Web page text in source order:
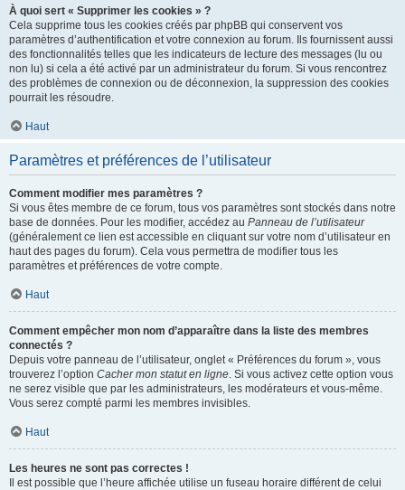
À quoi sert « Supprimer les cookies » ?
Cela supprime tous les cookies créés par phpBB qui conservent vos
paramètres d’authentification et votre connexion au forum. Ils fournissent aussi
des fonctionnalités telles que les indicateurs de lecture des messages (lu ou
non lu) si cela a été activé par un administrateur du forum. Si vous rencontrez
des problèmes de connexion ou de déconnexion, la suppression des cookies
pourrait les résoudre.
Haut
Paramètres et préférences de l’utilisateur
Comment modifier mes paramètres ?
Si vous êtes membre de ce forum, tous vos paramètres sont stockés dans notre
base de données. Pour les modifier, accédez au Panneau de l’utilisateur
(généralement ce lien est accessible en cliquant sur votre nom d’utilisateur en
haut des pages du forum). Cela vous permettra de modifier tous les
paramètres et préférences de votre compte.
Haut
Comment empêcher mon nom d’apparaître dans la liste des membres
connectés ?
Depuis votre panneau de l’utilisateur, onglet « Préférences du forum », vous
trouverez l’option Cacher mon statut en ligne. Si vous activez cette option vous
ne serez visible que par les administrateurs, les modérateurs et vous-même.
Vous serez compté parmi les membres invisibles.
Haut
Les heures ne sont pas correctes !
Il est possible que l’heure affichée utilise un fuseau horaire différent de celui